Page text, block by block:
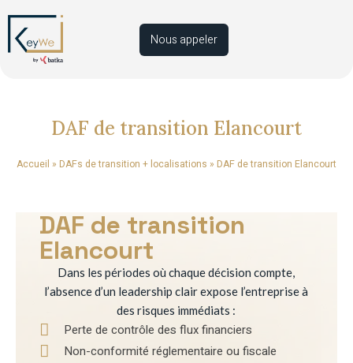
Nous appeler
DAF de transition Elancourt
Accueil » DAFs de transition + localisations » DAF de transition Elancourt
DAF de transition
Elancourt
Dans les périodes où chaque décision compte,
l’absence d’un leadership clair expose l’entreprise à
des risques immédiats :
Perte de contrôle des flux financiers
Non-conformité réglementaire ou fiscale